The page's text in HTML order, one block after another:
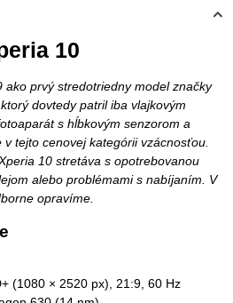
10
ako prvý stredotriedny model značky
dovtedy patril iba vlajkovým
s hĺbkovým senzorom a
tejto cenovej kategórii vzácnosťou.
10 stretáva s opotrebovanou
alebo problémami s nabíjaním. V
opravíme.
(1080 × 2520 px), 21:9, 60 Hz